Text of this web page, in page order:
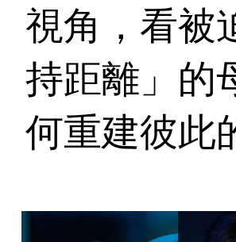
視角，看被
持距離」的
何重建彼此